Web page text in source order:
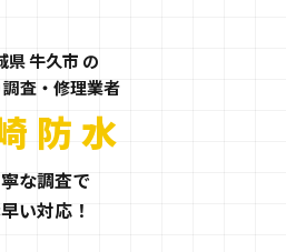
県 牛久市 の
査・修理業者
県牛久市の
防水
な調査で
い対応！